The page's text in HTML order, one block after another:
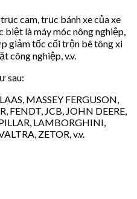
cam, trục bánh xe của xe
biệt là máy móc nông nghiệp,
giảm tốc cối trộn bê tông xi
công nghiệp, v.v.
sau:
MASSEY FERGUSON,
FENDT, JCB, JOHN DEERE,
LAMBORGHINI,
ZETOR, v.v.